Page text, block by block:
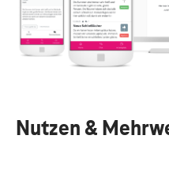
Nutzen &